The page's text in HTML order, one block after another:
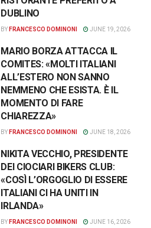
DUBLINO
BY FRANCESCO DOMINONI JUNE 19, 2026
MARIO BORZA ATTACCA IL
COMITES: «MOLTI ITALIANI
ALL’ESTERO NON SANNO
NEMMENO CHE ESISTA. È IL
MOMENTO DI FARE
CHIAREZZA»
BY FRANCESCO DOMINONI JUNE 18, 2026
NIKITA VECCHIO, PRESIDENTE
DEI CIOCIARI BIKERS CLUB:
«COSÌ L’ORGOGLIO DI ESSERE
ITALIANI CI HA UNITI IN
IRLANDA»
BY FRANCESCO DOMINONI JUNE 16, 2026